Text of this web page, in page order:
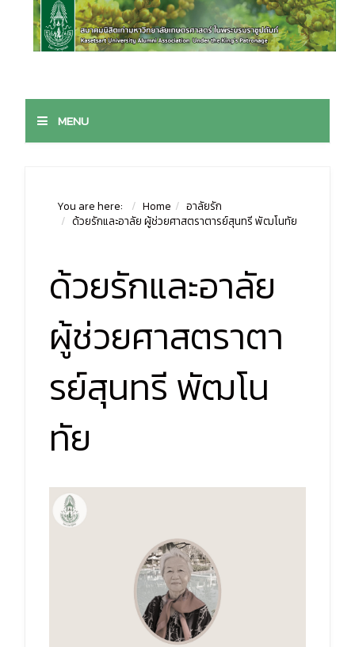
MENU
You are here: Home
อาลัยรัก
ด้วยรักและอาลัย ผู้ช่วยศาสตราตารย์สุนทรี พัฒโนทัย
ด้วยรักและอาลัย
ผู้ช่วยศาสตราตา
รย์สุนทรี พัฒโน
ทัย